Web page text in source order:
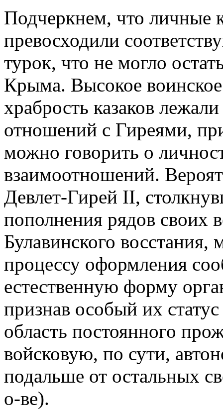
Подчеркнем, что личные
превосходили
турок, что не могло
Крыма. Высокое воинское
храбрость казаков
отношений с Гиреями,
можно говорить о
взаимоотношений.
Девлет-Гирей II,
пополнения рядов своих
Булавинского восстания,
процессу оформления
естественную форму
признав особый их
область постоянного
войсковую, по сути,
подальше от остальных
о-ве).